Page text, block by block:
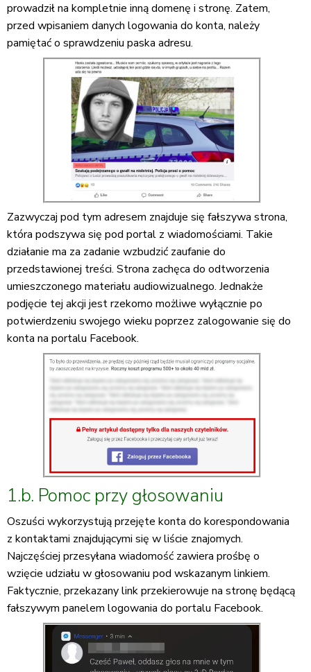
prowadził na kompletnie inną domenę i stronę. Zatem,
przed wpisaniem danych logowania do konta, należy
pamiętać o sprawdzeniu paska adresu.
Zazwyczaj pod tym adresem znajduje się fałszywa strona,
która podszywa się pod portal z wiadomościami. Takie
działanie ma za zadanie wzbudzić zaufanie do
przedstawionej treści. Strona zachęca do odtworzenia
umieszczonego materiału audiowizualnego. Jednakże
podjęcie tej akcji jest rzekomo możliwe wyłącznie po
potwierdzeniu swojego wieku poprzez zalogowanie się do
konta na portalu Facebook.
1.b. Pomoc przy głosowaniu
Oszuści wykorzystują przejęte konta do korespondowania
z kontaktami znajdującymi się w liście znajomych.
Najczęściej przesyłana wiadomość zawiera prośbę o
wzięcie udziału w głosowaniu pod wskazanym linkiem.
Faktycznie, przekazany link przekierowuje na stronę będącą
fałszywym panelem logowania do portalu Facebook.